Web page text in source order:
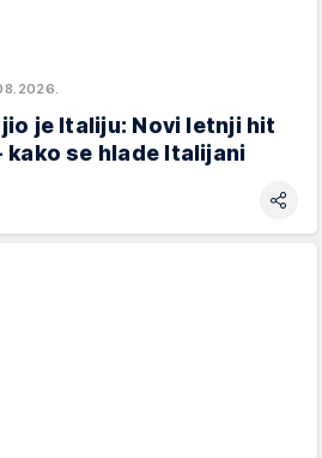
je Italiju: Novi letnji hit
se hlade Italijani